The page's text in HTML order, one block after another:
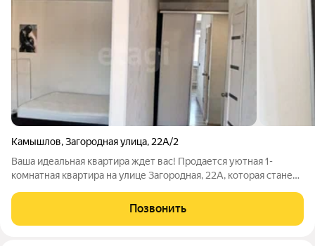
Камышлов,Загородная улица, 22А/2
Ваша идеальная квартира ждет вас! Продается уютная 1-
комнатная квартира на улице Загородная, 22А, которая станет
подходит под ипотеку 6%! Забудьте о ремонте и лишних
Позвонить